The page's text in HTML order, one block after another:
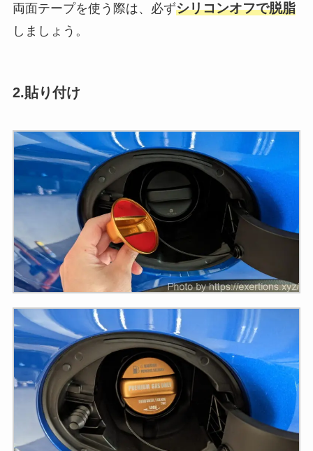
両面テープを使う際は、必ずシリコンオフで脱脂
しましょう。
2.貼り付け